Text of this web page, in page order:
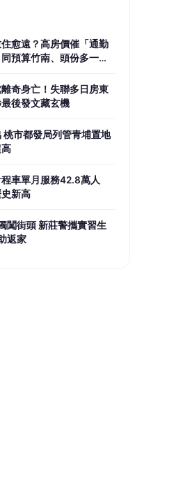
愈遠？高房價催「通勤
預算竹南、頭份多一房
奇身亡！失聯多日房東
後發文藏玄機
桃市都發局列管青埔置地
車單月服務42.8萬人
新高
莊警攜實習生
返家